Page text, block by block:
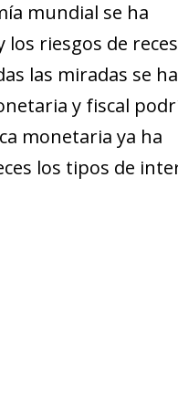
mundial se ha
riesgos de
las miradas se
y fiscal
monetaria ya ha
los tipos de